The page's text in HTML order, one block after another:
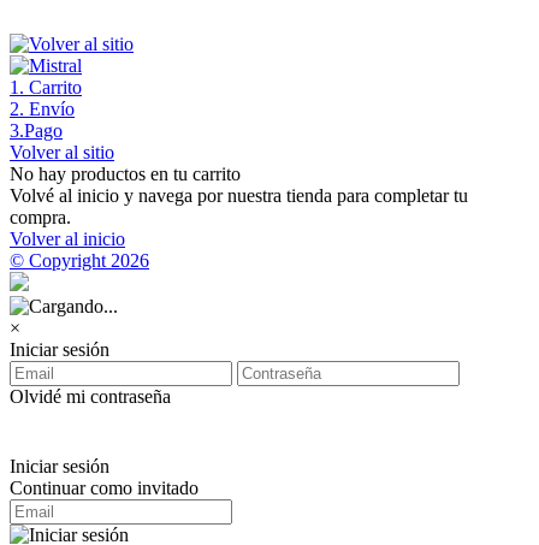
1 . Carrito
2. Envío
3.Pago
Volver al sitio
No hay productos en tu carrito
Volvé al inicio y navega por nuestra tienda para completar tu
compra.
Volver al inicio
© Copyright 2026
×
Iniciar sesión
Olvidé mi contraseña
Iniciar sesión
Continuar como invitado